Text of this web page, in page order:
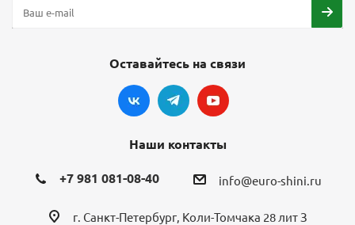
Оставайтесь на связи
Наши контакты
+7 981 081-08-40 info@euro-shini.ru
г. Санкт-Петербург, Коли-Томчака 28 лит З